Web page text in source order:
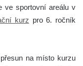
ve sportovní areálu v
kurz pro 6. ročník
na místo kurzu